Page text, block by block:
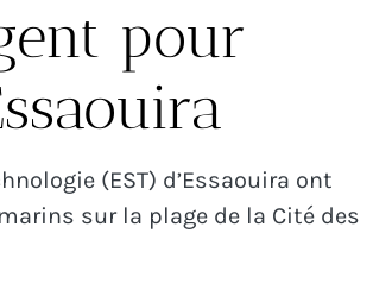
pour
(EST) d’Essaouira ont
sur la plage de la Cité des